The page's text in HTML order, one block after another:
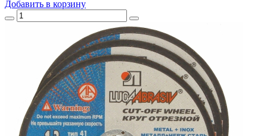
Добавить в корзину